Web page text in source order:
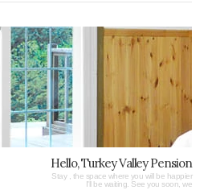
Hello, Turkey Valley Pension
Stay , the space where you will be happier
I'll be waiting. See you soon, we